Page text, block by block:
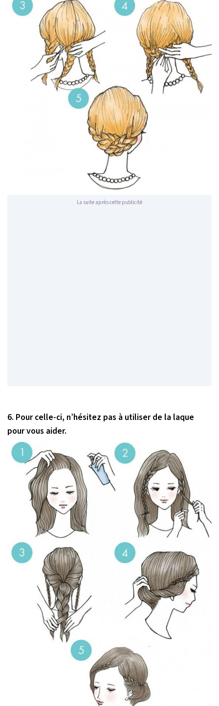
La suite après cette publicité
6. Pour celle-ci, n’hésitez pas à utiliser de la laque
pour vous aider.